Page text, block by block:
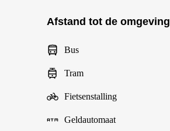
Afstand tot de omgeving
Bus
Tram
Fietsenstalling
Geldautomaat